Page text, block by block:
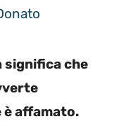
significa che
è affamato.